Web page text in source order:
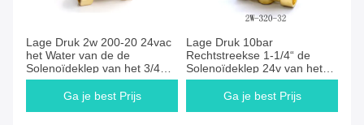
Lage Druk 2w 200-20 24vac
het Water van de de
Solenoïdeklep van het 3/4
duim24vdc Messing
Ga je best Prijs
Lage Druk 10bar
Rechtstreekse 1-1/4“ de
Solenoïdeklep 24v van het
Messingswater
Ga je best Prijs